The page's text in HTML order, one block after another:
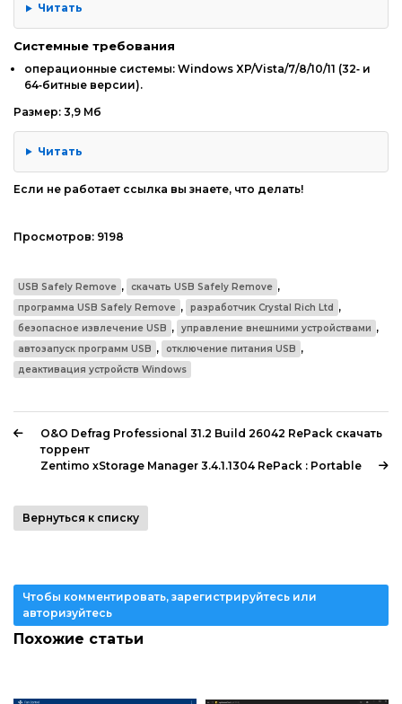
Читать
Системные требования
операционные системы: Windows XP/Vista/7/8/10/11 (32‑ и
64‑битные версии).
Размер: 3,9 Мб
Читать
Если не работает ссылка вы знаете, что делать!
Просмотров: 9198
USB Safely Remove , скачать USB Safely Remove ,
программа USB Safely Remove , разработчик Crystal Rich Ltd ,
безопасное извлечение USB , управление внешними устройствами ,
автозапуск программ USB , отключение питания USB ,
деактивация устройств Windows
O&O Defrag Professional 31.2 Build 26042 RePack скачать
торрент
Zentimo xStorage Manager 3.4.1.1304 RePack : Portable
Вернуться к списку
Чтобы комментировать, зарегистрируйтесь или
авторизуйтесь
Похожие статьи